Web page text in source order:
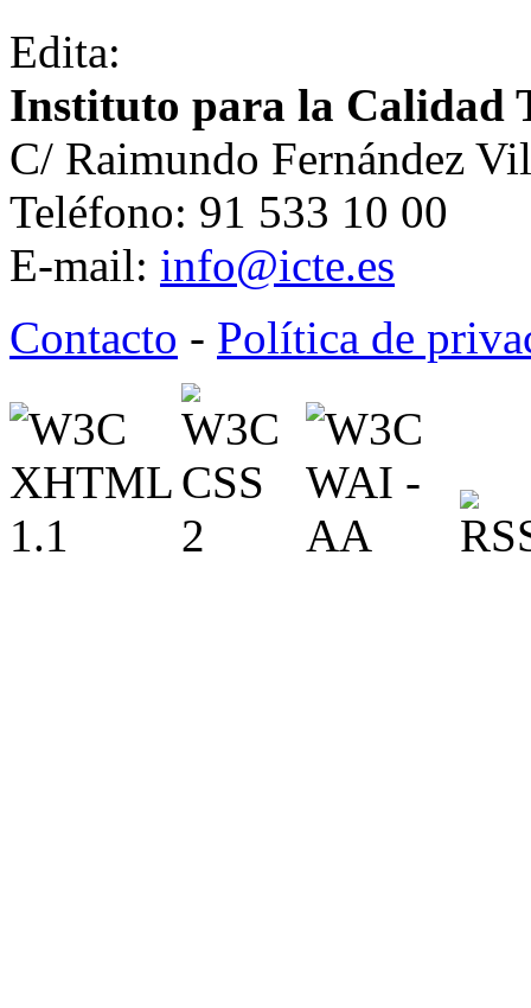
Edita:
Instituto para la Calidad
C/ Raimundo Fernández
Teléfono: 91 533 10 00
E-mail: info@icte.es
Contacto - Política de